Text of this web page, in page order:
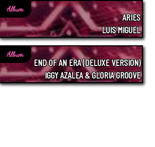
Album
ARIES
LUIS MIGUEL
Album
END OF AN ERA (DELUXE VERSION)
IGGY AZALEA & GLORIA GROOVE